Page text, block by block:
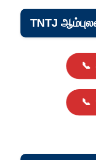
TNTJ
📞
📞